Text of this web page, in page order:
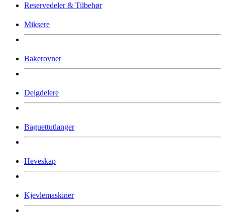
Reservedeler & Tilbehør
Miksere
Bakerovner
Deigdelere
Baguettutlanger
Heveskap
Kjevlemaskiner